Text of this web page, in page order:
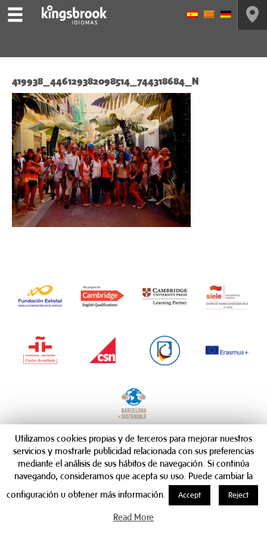
419938_446129382098514_744318684_N
Utilizamos cookies propias y de terceros para mejorar nuestros
servicios y mostrarle publicidad relacionada con sus preferencias
mediante el análisis de sus hábitos de navegación. Si continúa
navegando, consideramos que acepta su uso. Puede cambiar la
configuración u obtener más información.
Accept Reject
Read More